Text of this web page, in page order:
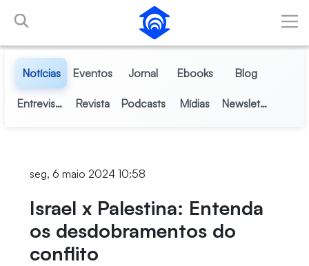
Pular para o Conteúdo principal
Notícias Eventos Jornal Ebooks Blog
Entrevistas Revista Podcasts Mídias Newsletter
seg, 6 maio 2024 10:58
Israel x Palestina: Entenda
os desdobramentos do
conflito